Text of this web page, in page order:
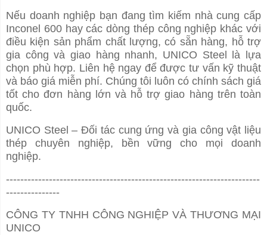
Nếu doanh nghiệp bạn đang tìm kiếm nhà cung cấp
Inconel 600 hay các dòng thép công nghiệp khác với
điều kiện sản phẩm chất lượng, có sẵn hàng, hỗ trợ
gia công và giao hàng nhanh, UNICO Steel là lựa
chọn phù hợp. Liên hệ ngay để được tư vấn kỹ thuật
và báo giá miễn phí. Chúng tôi luôn có chính sách giá
tốt cho đơn hàng lớn và hỗ trợ giao hàng trên toàn
quốc.
UNICO Steel – Đối tác cung ứng và gia công vật liệu
thép chuyên nghiệp, bền vững cho mọi doanh
nghiệp.
-----------------------------------------------------------------------
---------------
CÔNG TY TNHH CÔNG NGHIỆP VÀ THƯƠNG MẠI
UNICO